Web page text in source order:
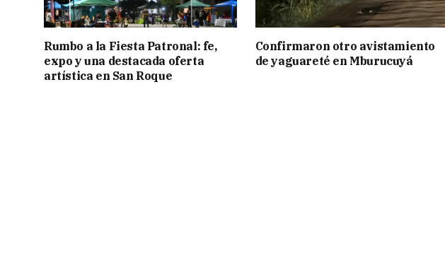
Rumbo a la Fiesta Patronal: fe,
expo y una destacada oferta
artística en San Roque
Confirmaron otro avistamiento
de yaguareté en Mburucuyá